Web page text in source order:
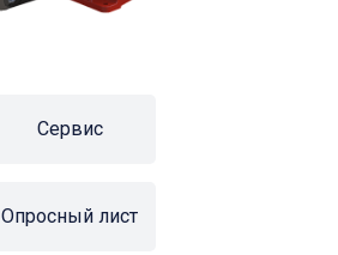
Сервис
Опросный лист